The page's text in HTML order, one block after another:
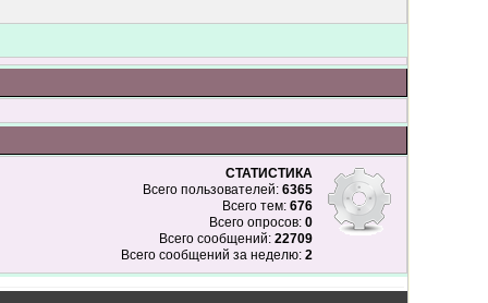
СТАТИСТИКА
Всего пользователей: 6365
Всего тем: 676
Всего опросов: 0
Всего сообщений: 22709
Всего сообщений за неделю: 2